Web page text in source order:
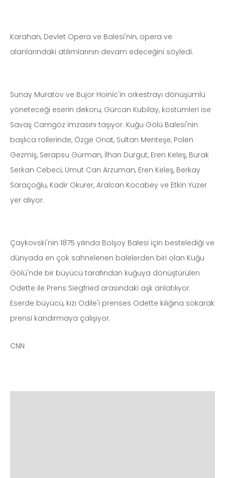
Karahan, Devlet Opera ve Balesi'nin, opera ve
alanlarındaki atılımlarının devam edeceğini söyledi.
Sunay Muratov ve Bujor Hoinic'in orkestrayı dönüşümlü
yöneteceği eserin dekoru, Gürcan Kubilay, kostümleri ise
Savaş Camgöz imzasını taşıyor. Kuğu Gölü Balesi'nin
başlıca rollerinde, Özge Onat, Sultan Menteşe, Polen
Gezmiş, Serapsu Gürman, İlhan Durgut, Eren Keleş, Burak
Serkan Cebeci, Umut Can Arzuman, Eren Keleş, Berkay
Saraçoğlu, Kadir Okurer, Aralcan Kocabey ve Etkin Yüzer
yer alıyor.
Çaykovski'nin 1875 yılında Bolşoy Balesi için bestelediği ve
dünyada en çok sahnelenen balelerden biri olan Kuğu
Gölü'nde bir büyücü tarafından kuğuya dönüştürülen
Odette ile Prens Siegfried arasındaki aşk anlatılıyor.
Eserde büyücü, kızı Odile'i prenses Odette kılığına sokarak
prensi kandırmaya çalışıyor.
CNN